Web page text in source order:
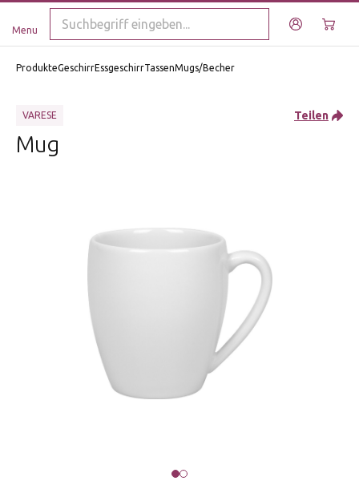
Menu
ProdukteGeschirrEssgeschirrTassenMugs/Becher
VARESE Teilen
Mug